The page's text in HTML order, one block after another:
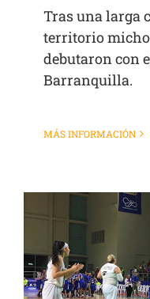
Tras una larga
territorio
debutaron con
Barranquilla.
MÁS INFORMACIÓN